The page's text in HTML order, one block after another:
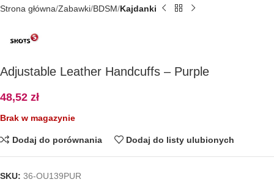
Strona główna Zabawki BDSM Kajdanki
Adjustable Leather Handcuffs – Purple
48,52 zł
Brak w magazynie
Dodaj do porównania Dodaj do listy ulubionych
SKU: 36-OU139PUR